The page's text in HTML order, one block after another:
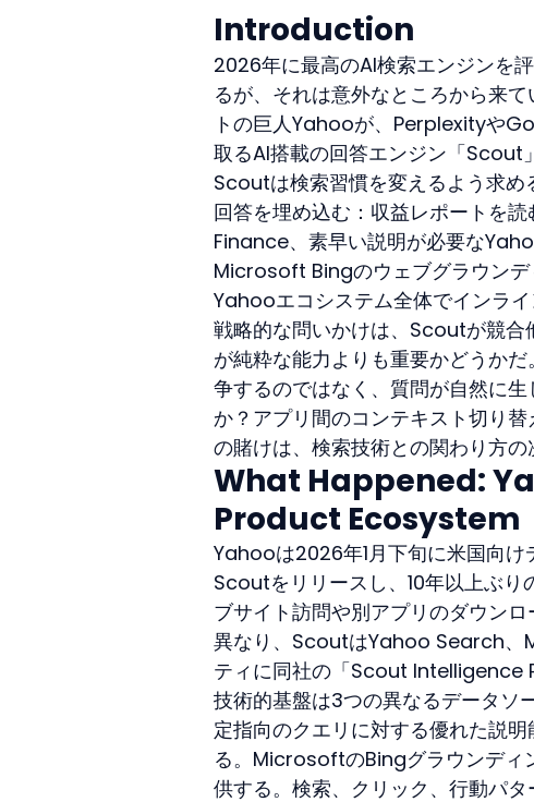
Introduction
2026年に最高のAI検索エンジンを
るが、それは意外なところから来
トの巨人Yahooが、Perplexityや
取るAI搭載の回答エンジン「Scout
Scoutは検索習慣を変えるよう求め
回答を埋め込む：収益レポートを
Finance、素早い説明が必要な
Microsoft Bingのウェブグラウン
Yahooエコシステム全体でインライ
戦略的な問いかけは、Scoutが競合
が純粋な能力よりも重要かどうか
争するのではなく、質問が自然に
か？アプリ間のコンテキスト切り
の賭けは、検索技術との関わり方の
What Happened:
Product Ecosystem
Yahooは2026年1月下旬に米国向け
Scoutをリリースし、10年以上ぶり
ブサイト訪問や別アプリのダウン
異なり、ScoutはYahoo Search、
ティに同社の「Scout Intelligence
技術的基盤は3つの異なるデータ
定指向のクエリに対する優れた説
る。MicrosoftのBingグラウンディ
供する。検索、クリック、行動パ